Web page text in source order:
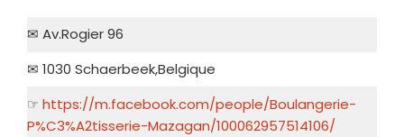
✉ Av.Rogier 96
✉ 1030 Schaerbeek,Belgique
☞ https://m.facebook.com/people/Boulangerie-
P%C3%A2tisserie-Mazagan/100062957514106/